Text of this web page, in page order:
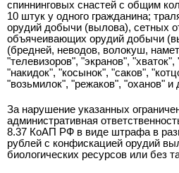
спиннинговых снастей с общим
10 штук у одного гражданина;
орудий добычи (вылова), сетных
объячеивающих орудий добычи
(бредней, неводов, волокуш,
"телевизоров", "экранов",
"накидок", "косынок", "саков",
"возьмилок", "режаков", "оханов" и
За нарушение указанных
административная
8.37 КоАП РФ в виде штрафа в
рублей с конфискацией орудий
биологических ресурсов или без